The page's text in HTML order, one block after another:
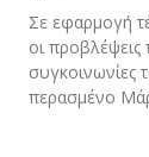
Σε εφαρμογή
οι προβλέψεις
συγκοινωνίες
περασμένο